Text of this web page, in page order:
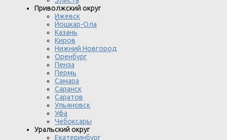
Приволжский округ
Ижевск
Йошкар-Ола
Казань
Киров
Нижний Новгород
Оренбург
Пенза
Пермь
Самара
Саранск
Саратов
Ульяновск
Уфа
Чебоксары
Уральский округ
Екатеринбург